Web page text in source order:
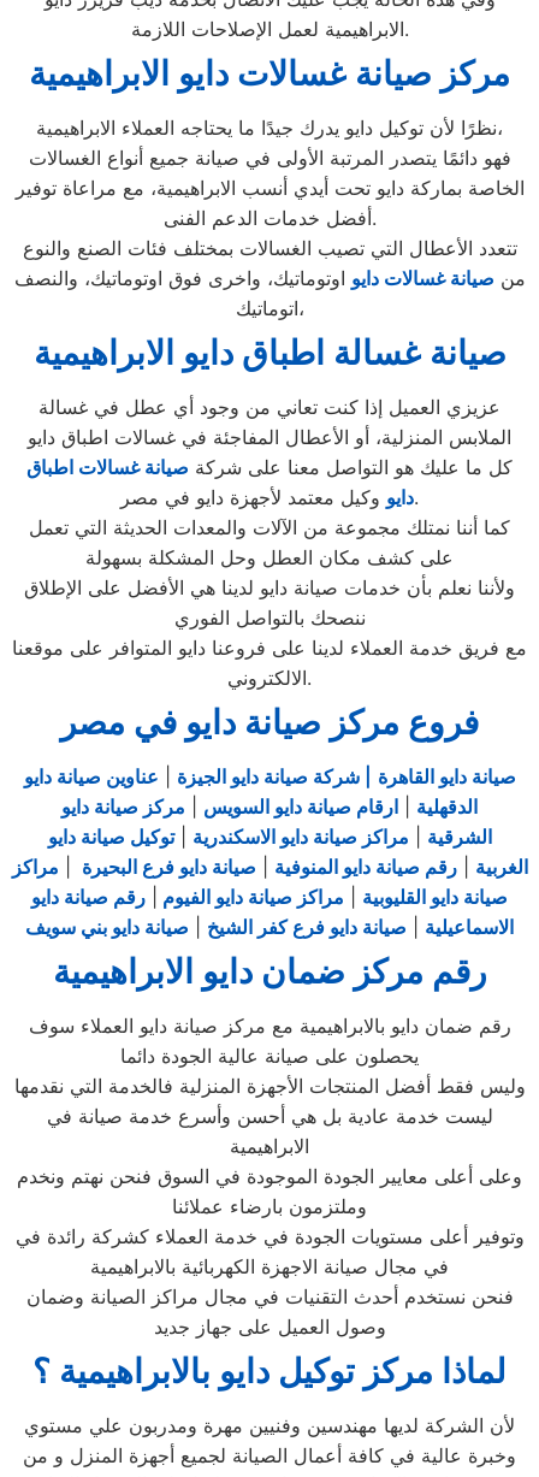
الابراهيمية لعمل الإصلاحات اللازمة.
مركز صيانة غسالات دايو الابراهيمية
نظرًا لأن توكيل دايو يدرك جيدًا ما يحتاجه العملاء الابراهيمية،
فهو دائمًا يتصدر المرتبة الأولى في صيانة جميع أنواع الغسالات
الخاصة بماركة دايو تحت أيدي أنسب الابراهيمية، مع مراعاة توفير
أفضل خدمات الدعم الفنى.
تتعدد الأعطال التي تصيب الغسالات بمختلف فئات الصنع والنوع
من صيانة غسالات دايو اوتوماتيك، واخرى فوق اوتوماتيك، والنصف
اتوماتيك،
صيانة غسالة اطباق دايو الابراهيمية
عزيزي العميل إذا كنت تعاني من وجود أي عطل في غسالة
الملابس المنزلية، أو الأعطال المفاجئة في غسالات اطباق دايو
كل ما عليك هو التواصل معنا على شركة صيانة غسالات اطباق
دايووكيل معتمد لأجهزة دايو في مصر.
كما أننا نمتلك مجموعة من الآلات والمعدات الحديثة التي تعمل
على كشف مكان العطل وحل المشكلة بسهولة
ولأننا نعلم بأن خدمات صيانة دايو لدينا هي الأفضل على الإطلاق
ننصحك بالتواصل الفوري
مع فريق خدمة العملاء لدينا على فروعنا دايو المتوافر على موقعنا
الالكتروني.
فروع مركز صيانة دايو في مصر
صيانة دايو القاهرة | شركة صيانة دايو الجيزة
عناوين صيانة دايو
الدقهلية
ارقام صيانة دايو السويس
مركز صيانة دايو
الشرقية
مراكز صيانة دايو الاسكندرية |توكيل صيانة دايو
الغربية |رقم صيانة دايو المنوفية صيانة دايو فرع البحيرة
مراكز
صيانة دايو القليوبية
مراكز صيانة دايو الفيوم
رقم صيانة دايو
الاسماعيلية
صيانة دايو فرع كفر الشيخ صيانة دايو بني سويف
رقم مركز ضمان دايو الابراهيمية
رقم ضمان دايو بالابراهيمية مع مركز صيانة دايو العملاء سوف
يحصلون على صيانة عالية الجودة دائما
وليس فقط أفضل المنتجات الأجهزة المنزلية فالخدمة التي نقدمها
ليست خدمة عادية بل هي أحسن وأسرع خدمة صيانة في
الابراهيمية
وعلى أعلى معايير الجودة الموجودة في السوق فنحن نهتم ونخدم
وملتزمون بارضاء عملائنا
وتوفير أعلى مستويات الجودة في خدمة العملاء كشركة رائدة في
في مجال صيانة الاجهزة الكهربائية بالابراهيمية
فنحن نستخدم أحدث التقنيات في مجال مراكز الصيانة وضمان
وصول العميل على جهاز جديد
لماذا مركز توكيل دايو بالابراهيمية ؟
لأن الشركة لديها مهندسين وفنيين مهرة ومدربون علي مستوي
وخبرة عالية في كافة أعمال الصيانة لجميع أجهزة المنزل و من